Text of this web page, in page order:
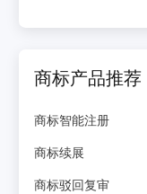
商标产品推荐
商标智能注册
商标续展
商标驳回复审